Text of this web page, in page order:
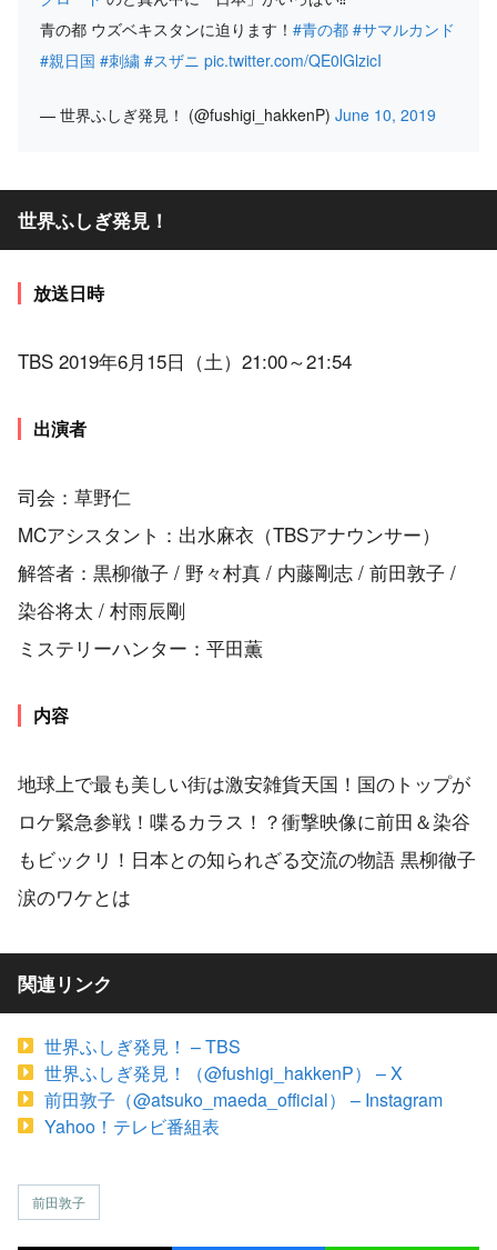
青の都 ウズベキスタンに迫ります！ #青の都 #サマルカンド
#親日国 #刺繍 #スザニ pic.twitter.com/QE0lGlzicI
— 世界ふしぎ発見！ (@fushigi_hakkenP) June 10, 2019
世界ふしぎ発見！
放送日時
TBS 2019年6月15日（土）21:00～21:54
出演者
司会：草野仁
MCアシスタント：出水麻衣（TBSアナウンサー）
解答者：黒柳徹子 / 野々村真 / 内藤剛志 / 前田敦子 /
染谷将太 / 村雨辰剛
ミステリーハンター：平田薫
内容
地球上で最も美しい街は激安雑貨天国！国のトップが
ロケ緊急参戦！喋るカラス！？衝撃映像に前田＆染谷
もビックリ！日本との知られざる交流の物語 黒柳徹子
涙のワケとは
関連リンク
世界ふしぎ発見！ – TBS
世界ふしぎ発見！（@fushigi_hakkenP） – X
前田敦子（@atsuko_maeda_official） – Instagram
Yahoo！テレビ番組表
前田敦子